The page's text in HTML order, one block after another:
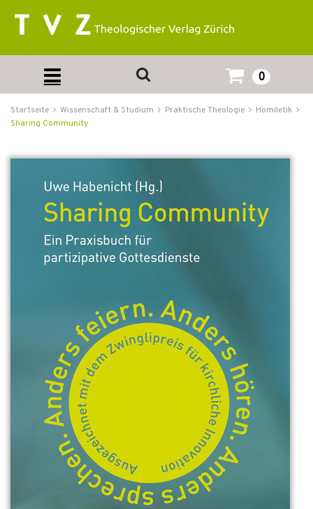
0
Startseite Wissenschaft & Studium Praktische Theologie
Homiletik
Sharing Community